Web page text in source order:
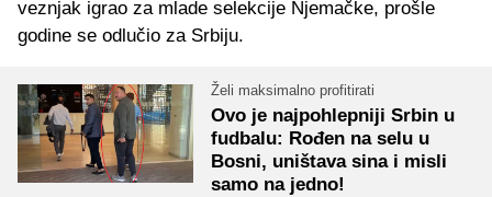
veznjak igrao za mlade selekcije Njemačke, prošle
godine se odlučio za Srbiju.
Želi maksimalno profitirati
Ovo je najpohlepniji Srbin u
fudbalu: Rođen na selu u
Bosni, uništava sina i misli
samo na jedno!